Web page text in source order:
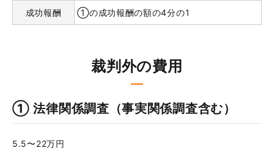
成功報酬 ①の成功報酬の額の4分の1
裁判外の費用
① 法律関係調査（事実関係調査含む）
5.5〜22万円